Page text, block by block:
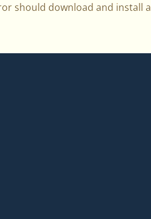
should download and install a